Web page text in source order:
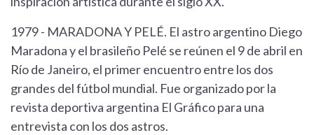
1979 - MARADONA Y PELÉ. El astro argentino Diego
Maradona y el brasileño Pelé se reúnen el 9 de abril en
Río de Janeiro, el primer encuentro entre los dos
grandes del fútbol mundial. Fue organizado por la
revista deportiva argentina El Gráfico para una
entrevista con los dos astros.